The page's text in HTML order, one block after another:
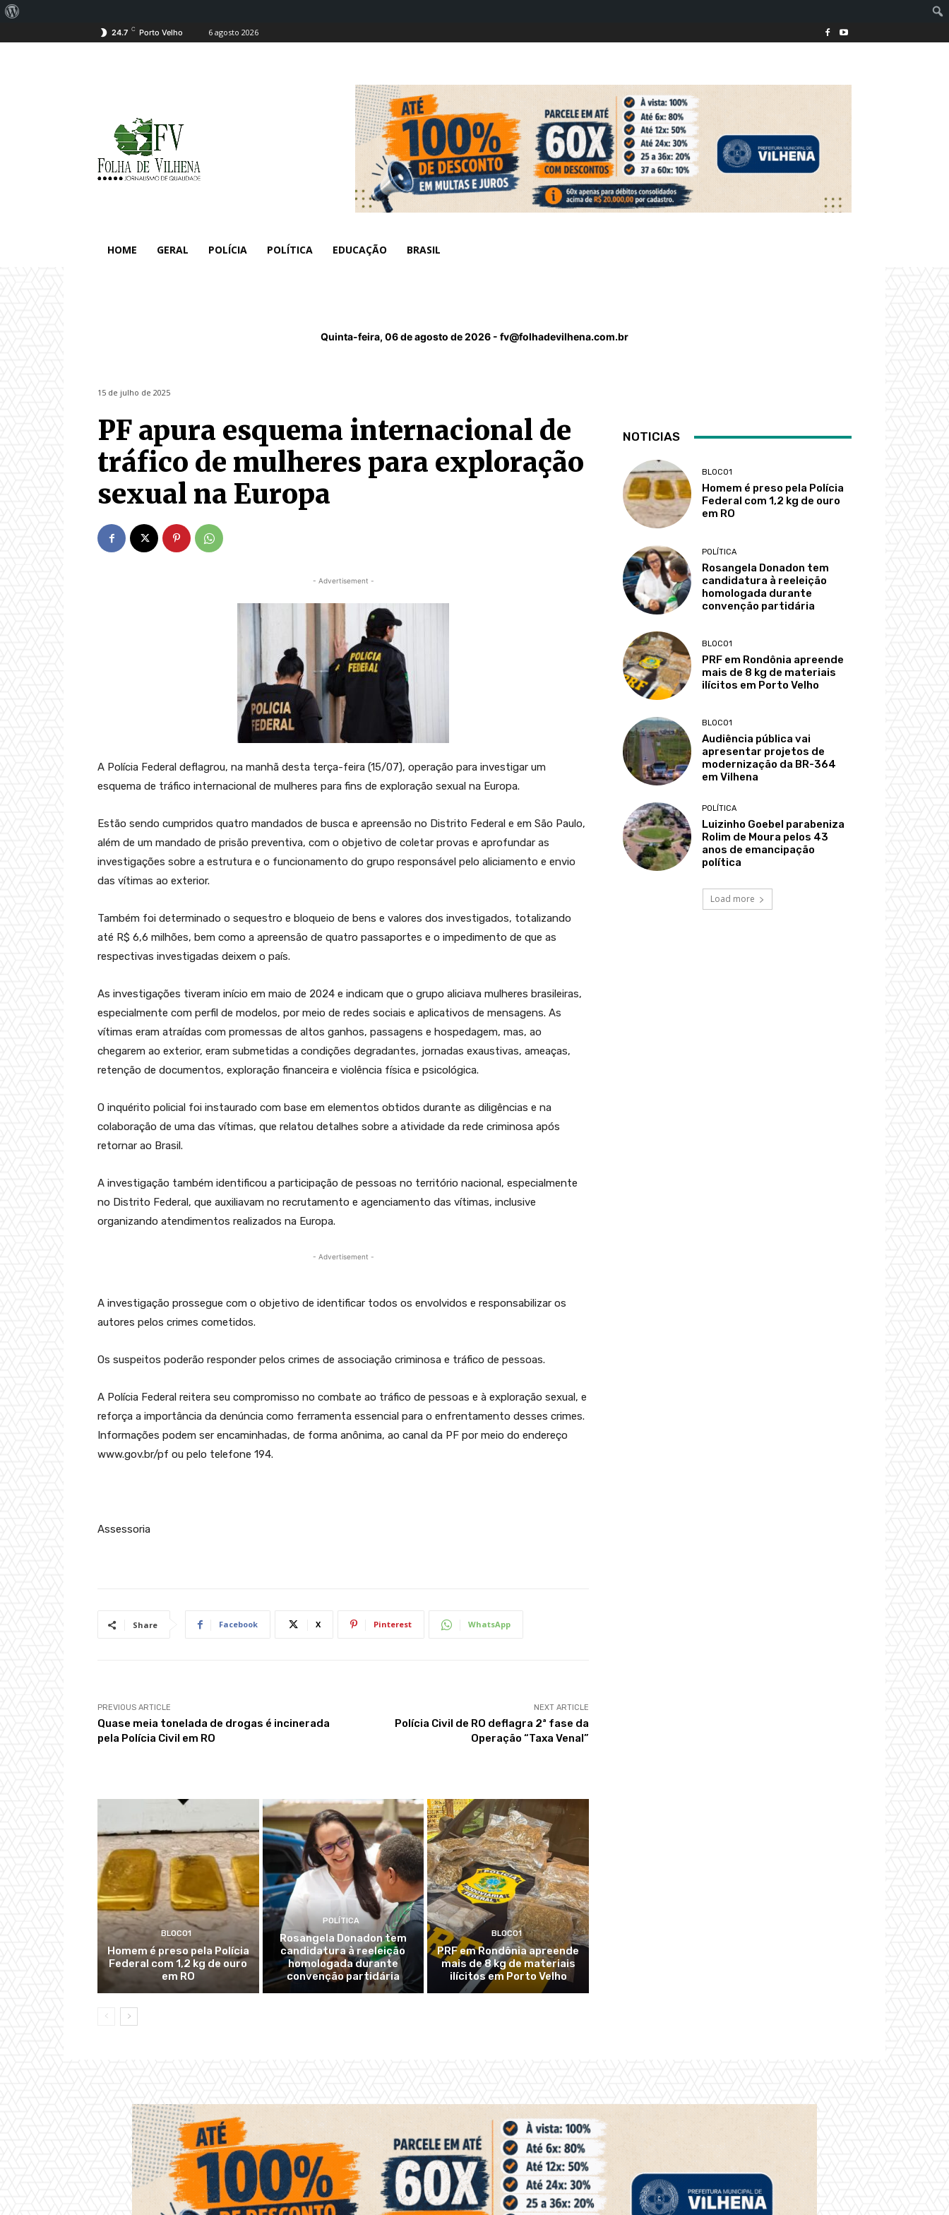
24.7 C Porto Velho 6 agosto 2026
HOME GERAL POLÍCIA POLÍTICA EDUCAÇÃO BRASIL
Quinta-feira, 06 de agosto de 2026 - fv@folhadevilhena.com.br
15 de julho de 2025
PF apura esquema internacional de
tráfico de mulheres para exploração
sexual na Europa
- Advertisement -
A Polícia Federal deflagrou, na manhã desta terça-feira (15/07), operação para investigar um
esquema de tráfico internacional de mulheres para fins de exploração sexual na Europa.
Estão sendo cumpridos quatro mandados de busca e apreensão no Distrito Federal e em São Paulo,
além de um mandado de prisão preventiva, com o objetivo de coletar provas e aprofundar as
investigações sobre a estrutura e o funcionamento do grupo responsável pelo aliciamento e envio
das vítimas ao exterior.
Também foi determinado o sequestro e bloqueio de bens e valores dos investigados, totalizando
até R$ 6,6 milhões, bem como a apreensão de quatro passaportes e o impedimento de que as
respectivas investigadas deixem o país.
As investigações tiveram início em maio de 2024 e indicam que o grupo aliciava mulheres brasileiras,
especialmente com perfil de modelos, por meio de redes sociais e aplicativos de mensagens. As
vítimas eram atraídas com promessas de altos ganhos, passagens e hospedagem, mas, ao
chegarem ao exterior, eram submetidas a condições degradantes, jornadas exaustivas, ameaças,
retenção de documentos, exploração financeira e violência física e psicológica.
O inquérito policial foi instaurado com base em elementos obtidos durante as diligências e na
colaboração de uma das vítimas, que relatou detalhes sobre a atividade da rede criminosa após
retornar ao Brasil.
A investigação também identificou a participação de pessoas no território nacional, especialmente
no Distrito Federal, que auxiliavam no recrutamento e agenciamento das vítimas, inclusive
organizando atendimentos realizados na Europa.
- Advertisement -
A investigação prossegue com o objetivo de identificar todos os envolvidos e responsabilizar os
autores pelos crimes cometidos.
Os suspeitos poderão responder pelos crimes de associação criminosa e tráfico de pessoas.
A Polícia Federal reitera seu compromisso no combate ao tráfico de pessoas e à exploração sexual, e
reforça a importância da denúncia como ferramenta essencial para o enfrentamento desses crimes.
Informações podem ser encaminhadas, de forma anônima, ao canal da PF por meio do endereço
www.gov.br/pf ou pelo telefone 194.
Assessoria
Share Facebook X Pinterest WhatsApp
PREVIOUS ARTICLE
Quase meia tonelada de drogas é incinerada
pela Polícia Civil em RO
NEXT ARTICLE
Polícia Civil de RO deflagra 2ª fase da
Operação “Taxa Venal”
BLOCO1
Homem é preso pela Polícia
Federal com 1,2 kg de ouro
em RO
POLÍTICA
Rosangela Donadon tem
candidatura à reeleição
homologada durante
convenção partidária
BLOCO1
PRF em Rondônia apreende
mais de 8 kg de materiais
ilícitos em Porto Velho
NOTICIAS
BLOCO1
Homem é preso pela Polícia
Federal com 1,2 kg de ouro
em RO
POLÍTICA
Rosangela Donadon tem
candidatura à reeleição
homologada durante
convenção partidária
BLOCO1
PRF em Rondônia apreende
mais de 8 kg de materiais
ilícitos em Porto Velho
BLOCO1
Audiência pública vai
apresentar projetos de
modernização da BR-364
em Vilhena
POLÍTICA
Luizinho Goebel parabeniza
Rolim de Moura pelos 43
anos de emancipação
política
Load more